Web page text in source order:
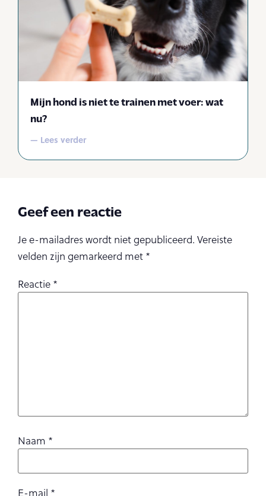
Mijn hond is niet te trainen met voer: wat
nu?
— Lees verder
Geef een reactie
Je e-mailadres wordt niet gepubliceerd. Vereiste
velden zijn gemarkeerd met *
Reactie *
Naam *
E-mail *